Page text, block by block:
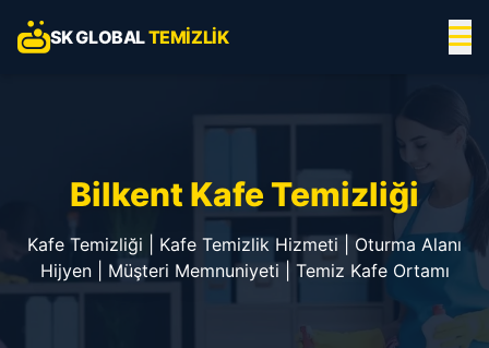
SK GLOBALTEMIZLIK
Bilkent Kafe Temizliği
Kafe Temizliği | Kafe Temizlik Hizmeti | Oturma Alanı
Hijyen | Müşteri Memnuniyeti | Temiz Kafe Ortamı